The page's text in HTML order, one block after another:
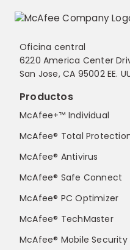
Oficina central
6220 America Center
San Jose, CA 95002 EE.
Productos
McAfee+™ Individual
McAfee® Total
McAfee® Antivirus
McAfee® Safe Connect
McAfee® PC Optimizer
McAfee® TechMaster
McAfee® Mobile Security